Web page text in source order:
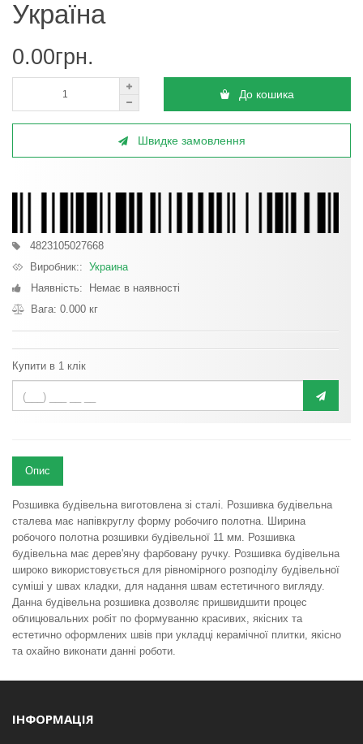
Україна
0.00грн.
До кошика
Швидке замовлення
4823105027668
Виробник:: Украина
Наявність: Немає в наявності
Вага: 0.000 кг
Купити в 1 клік
Опис
Розшивка будівельна виготовлена зі сталі. Розшивка будівельна
сталева має напівкруглу форму робочиго полотна. Ширина
робочого полотна розшивки будівельної 11 мм. Розшивка
будівельна має дерев'яну фарбовану ручку. Розшивка будівельна
широко використовується для рівномірного розподілу будівельної
суміші у швах кладки, для надання швам естетичного вигляду.
Данна будівельна розшивка дозволяє пришвидшити процес
облицювальних робіт по формуванню красивих, якісних та
естетично оформлених швів при укладці керамічної плитки, якісно
та охайно виконати данні роботи.
ІНФОРМАЦІЯ